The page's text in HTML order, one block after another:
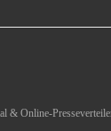
& Online-